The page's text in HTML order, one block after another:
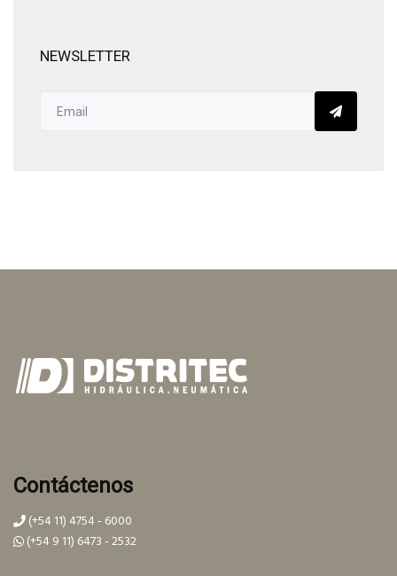
NEWSLETTER
Contáctenos
(+54 11) 4754 - 6000
(+54 9 11) 6473 - 2532